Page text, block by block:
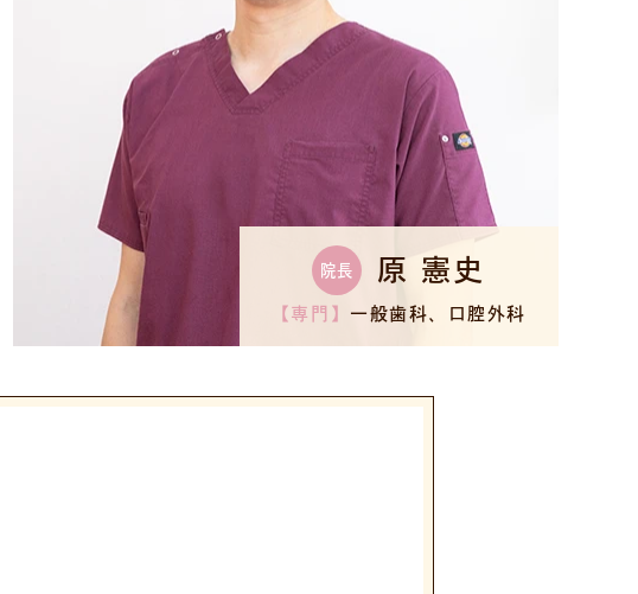
院長 原 憲史
【専門】 一般歯科、口腔外科